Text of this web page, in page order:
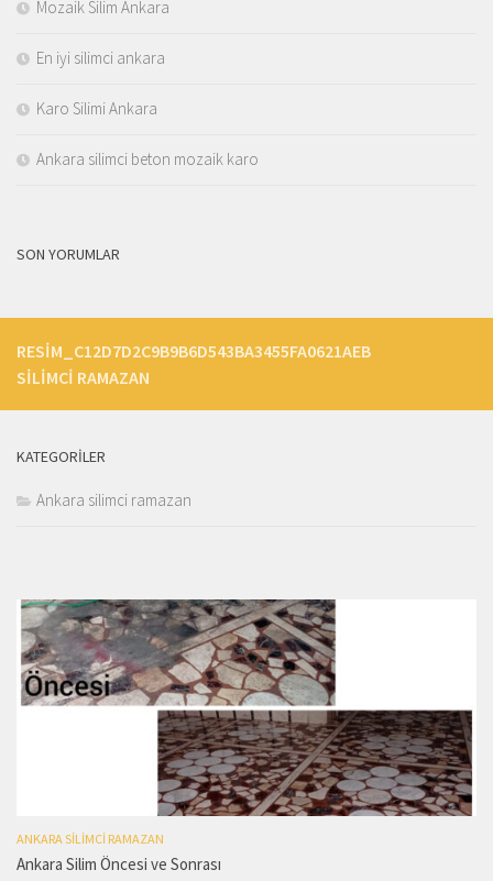
Mozaik Silim Ankara
En iyi silimci ankara
Karo Silimi Ankara
Ankara silimci beton mozaik karo
SON YORUMLAR
RESIM_C12D7D2C9B9B6D543BA3455FA0621AEB
SILIMCI RAMAZAN
KATEGORILER
Ankara silimci ramazan
ANKARA SILIMCI RAMAZAN
Ankara Silim Öncesi ve Sonrası